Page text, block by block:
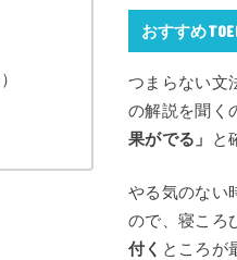
おすすめ
つまらない文
の解説を聞く
果がでる」
と
やる気のない
ので、寝ころ
付く ところが